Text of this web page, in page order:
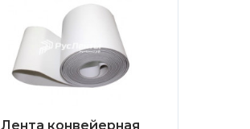
Лента конвейерная